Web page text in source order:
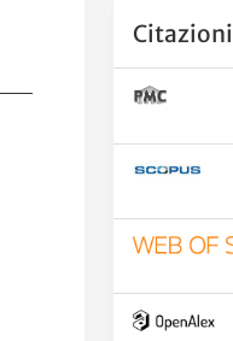
Citazioni